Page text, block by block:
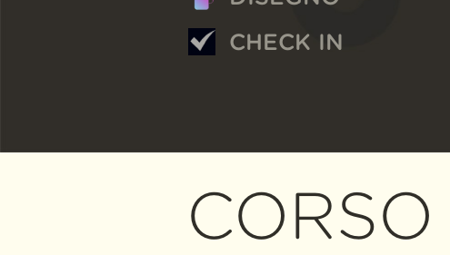
CHECK IN
CORSO